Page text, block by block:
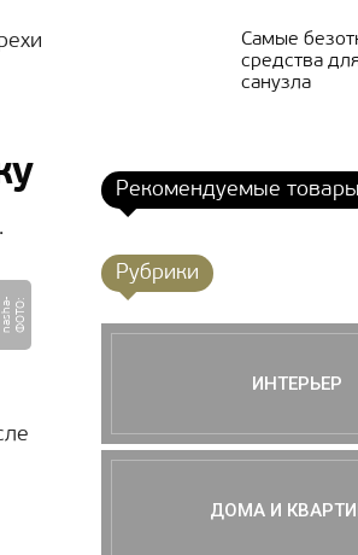
Ф
О
Т
О
:
n
a
s
h
a
-
b
e
s
e
d
k
a.
r
Самые
средства
санузла
Рекомендуемые товары
Рубрики
ИНТЕРЬЕР
ДОМА И